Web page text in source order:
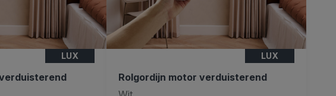
LUX LUX
Rolgordijn motor verduisterend